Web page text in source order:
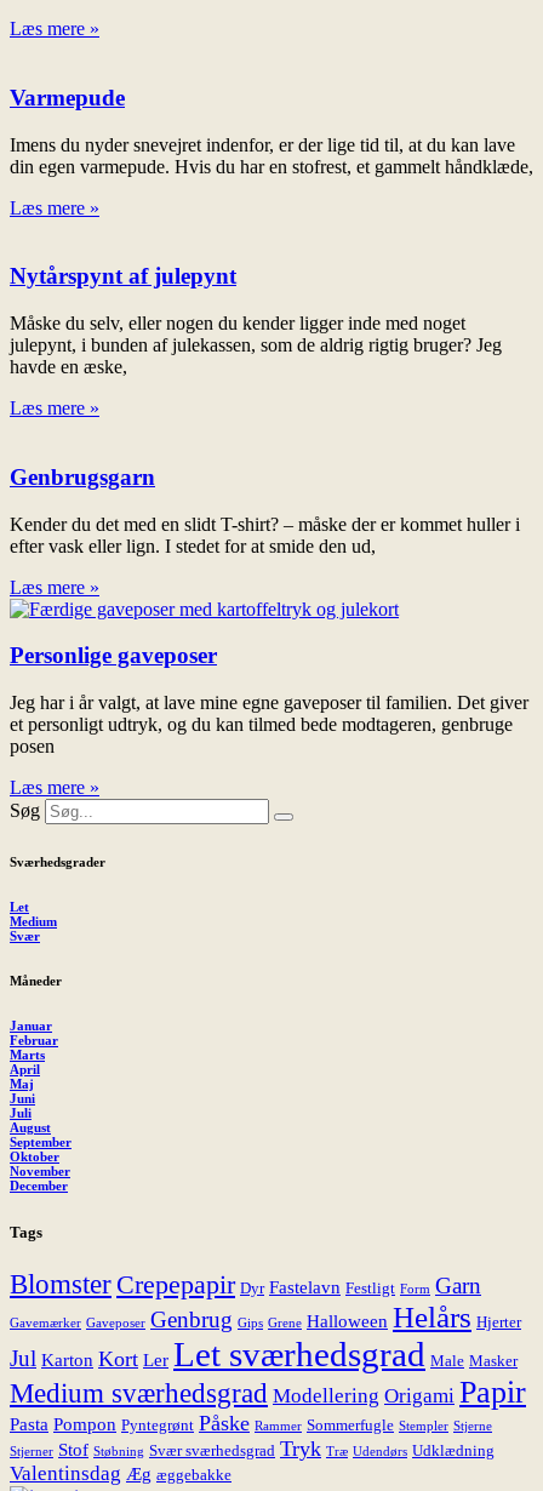
Læs mere »
Varmepude
Imens du nyder snevejret indenfor, er der lige tid til, at du kan lave
din egen varmepude. Hvis du har en stofrest, et gammelt håndklæde,
Læs mere »
Nytårspynt af julepynt
Måske du selv, eller nogen du kender ligger inde med noget
julepynt, i bunden af julekassen, som de aldrig rigtig bruger? Jeg
havde en æske,
Læs mere »
Genbrugsgarn
Kender du det med en slidt T-shirt? – måske der er kommet huller i
efter vask eller lign. I stedet for at smide den ud,
Læs mere »
Personlige gaveposer
Jeg har i år valgt, at lave mine egne gaveposer til familien. Det giver
et personligt udtryk, og du kan tilmed bede modtageren, genbruge
posen
Læs mere »
Søg
Sværhedsgrader
Let
Medium
Svær
Måneder
Januar
Februar
Marts
April
Maj
Juni
Juli
August
September
Oktober
November
December
Tags
Blomster Crepepapir Dyr Fastelavn Festligt Form Garn
Gavemærker Gaveposer Genbrug Gips Grene Halloween Helårs Hjerter
Jul Karton Kort Ler Let sværhedsgrad Male Masker
Medium sværhedsgrad Modellering Origami Papir
Pasta Pompon Pyntegrønt Påske Rammer Sommerfugle Stempler Stjerne
Stjerner Stof Støbning Svær sværhedsgrad Tryk Træ Udendørs Udklædning
Valentinsdag Æg æggebakke